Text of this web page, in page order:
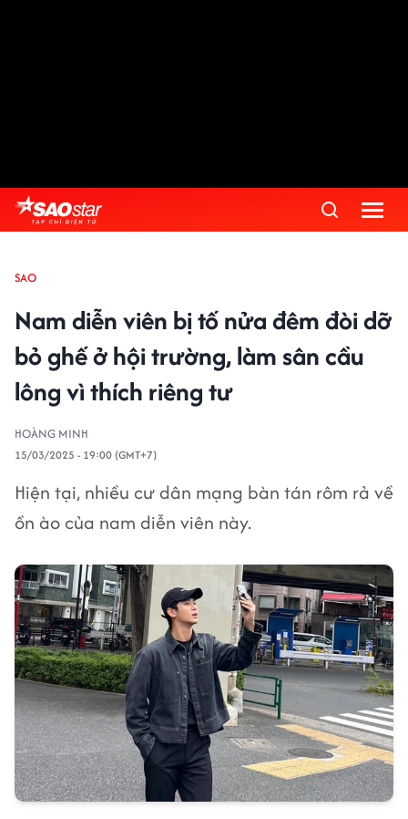
SAO
Nam diễn viên bị tố nửa đêm đòi dỡ
bỏ ghế ở hội trường, làm sân cầu
lông vì thích riêng tư
HOÀNG MINH
15/03/2025 - 19:00 (GMT+7)
Hiện tại, nhiều cư dân mạng bàn tán rôm rả về
ồn ào của nam diễn viên này.